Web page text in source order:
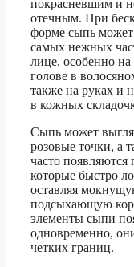
покрасневшим и
отечным. При
форме сыпь может
самых нежных
лице, особенно
голове в
также на руках и
в кожных
Сыпь может
розовые точки, а
часто появляются
которые быстро
оставляя
подсыхающую
элементы сыпи
одновременно,
четких границ.